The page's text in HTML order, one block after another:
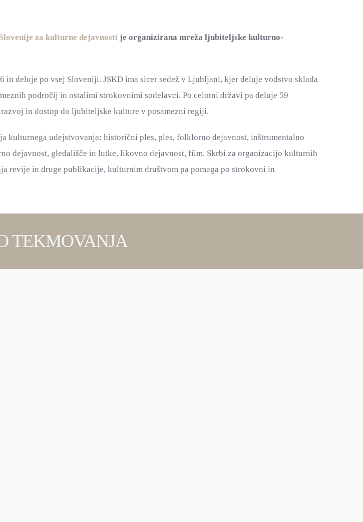
za kulturne dejavnosti je organizirana mreža ljubiteljske kulturno-
in deluje po vsej Sloveniji. JSKD ima sicer sedež v Ljubljani, kjer deluje vodstvo sklada
področij in ostalimi strokovnimi sodelavci. Po celotni državi pa deluje 59
in dostop do ljubiteljske kulture v posamezni regiji.
kulturnega udejstvovanja: historični ples, ples, folklorno dejavnost, inštrumentalno
dejavnost, gledališče in lutke, likovno dejavnost, film. Skrbi za organizacijo kulturnih
revije in druge publikacije, kulturnim društvom pa pomaga po strokovni in
TEKMOVANJA